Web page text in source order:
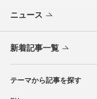
ニュース
新着記事一覧
テーマから記事を探す